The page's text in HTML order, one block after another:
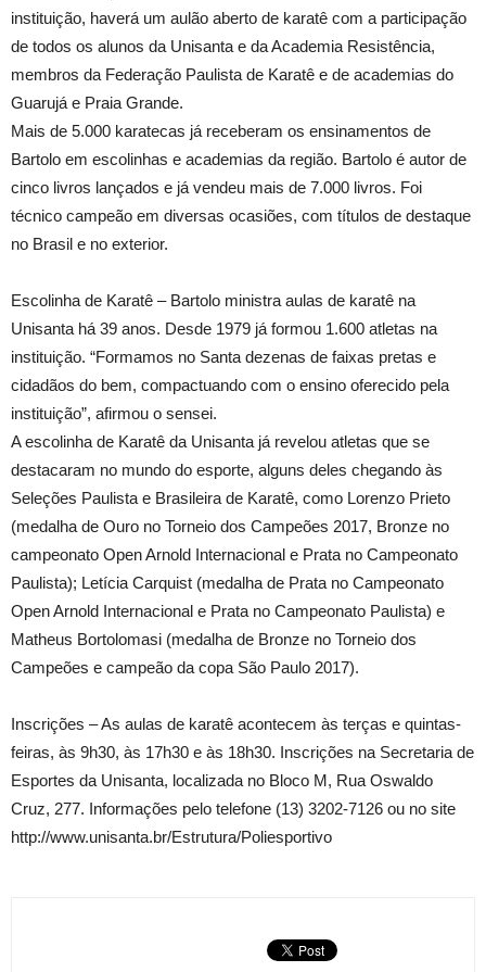
instituição, haverá um aulão aberto de karatê com a participação
de todos os alunos da Unisanta e da Academia Resistência,
membros da Federação Paulista de Karatê e de academias do
Guarujá e Praia Grande.
Mais de 5.000 karatecas já receberam os ensinamentos de
Bartolo em escolinhas e academias da região. Bartolo é autor de
cinco livros lançados e já vendeu mais de 7.000 livros. Foi
técnico campeão em diversas ocasiões, com títulos de destaque
no Brasil e no exterior.
Escolinha de Karatê – Bartolo ministra aulas de karatê na
Unisanta há 39 anos. Desde 1979 já formou 1.600 atletas na
instituição. “Formamos no Santa dezenas de faixas pretas e
cidadãos do bem, compactuando com o ensino oferecido pela
instituição”, afirmou o sensei.
A escolinha de Karatê da Unisanta já revelou atletas que se
destacaram no mundo do esporte, alguns deles chegando às
Seleções Paulista e Brasileira de Karatê, como Lorenzo Prieto
(medalha de Ouro no Torneio dos Campeões 2017, Bronze no
campeonato Open Arnold Internacional e Prata no Campeonato
Paulista); Letícia Carquist (medalha de Prata no Campeonato
Open Arnold Internacional e Prata no Campeonato Paulista) e
Matheus Bortolomasi (medalha de Bronze no Torneio dos
Campeões e campeão da copa São Paulo 2017).
Inscrições – As aulas de karatê acontecem às terças e quintas-
feiras, às 9h30, às 17h30 e às 18h30. Inscrições na Secretaria de
Esportes da Unisanta, localizada no Bloco M, Rua Oswaldo
Cruz, 277. Informações pelo telefone (13) 3202-7126 ou no site
http://www.unisanta.br/Estrutura/Poliesportivo